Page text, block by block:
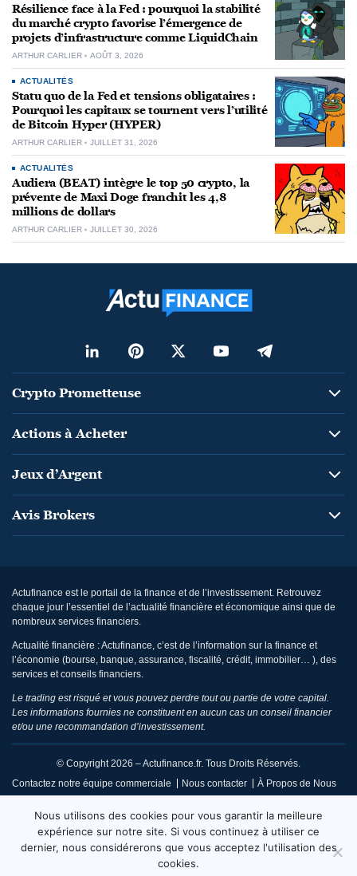
Résilience face à la Fed : pourquoi la stabilité
du marché crypto favorise l’émergence de
projets d’infrastructure comme LiquidChain
ARTHUR CARLIER AOÛT 3, 2026
ACTUALITÉS
Statu quo de la Fed et tensions obligataires :
Pourquoi les capitaux se tournent vers l’utilité
de Bitcoin Hyper (HYPER)
ARTHUR CARLIER JUILLET 31, 2026
ACTUALITÉS
Audiera (BEAT) intègre le top 50 crypto, la
prévente de Maxi Doge franchit les 4,8
millions de dollars
ARTHUR CARLIER JUILLET 30, 2026
Crypto Prometteuse
Actions à Acheter
Jeux d’Argent
Avis Brokers
Actufinance est le portail de la finance et de l’investissement. Retrouvez
chaque jour l’essentiel de l’actualité financière et économique ainsi que de
nombreux services financiers.
Actualité financière : Actufinance, c’est de l’information sur la finance et
l’économie (bourse, banque, assurance, fiscalité, crédit, immobilier… ), des
services et conseils financiers.
Le trading est risqué et vous pouvez perdre tout ou partie de votre capital.
Les informations fournies ne constituent en aucun cas un conseil financier
et/ou une recommandation d’investissement.
© Copyright 2026 – Actufinance.fr. Tous Droits Réservés.
Contactez notre équipe commerciale
Nous contacter À Propos de Nous
Politique de Réclamation Éditoriale Code de Conduite
Code de Déontologie Conditions d’Utilisation
Nous utilisons des cookies pour vous garantir la meilleure
expérience sur notre site. Si vous continuez à utiliser ce
dernier, nous considérerons que vous acceptez l'utilisation des
cookies.